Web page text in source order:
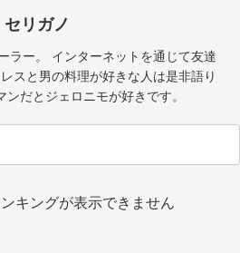
セリガノ
ラー。 インターネットを通じて友達
スと男の料理が好きな人は是非語り
だとジェロニモが好きです。
キングが表示できません